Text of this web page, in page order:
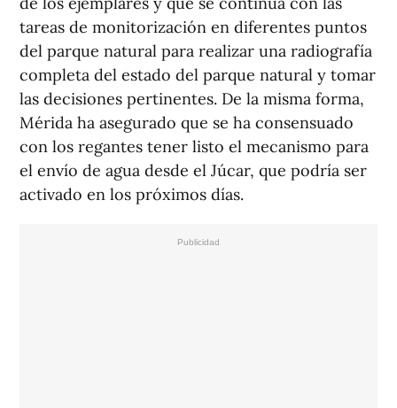
tareas de monitorización en diferentes puntos
del parque natural para realizar una radiografía
completa del estado del parque natural y tomar
las decisiones pertinentes. De la misma forma,
Mérida ha asegurado que se ha consensuado
con los regantes tener listo el mecanismo para
el envío de agua desde el Júcar, que podría ser
activado en los próximos días.